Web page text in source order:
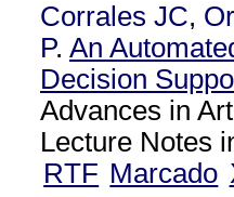
Corrales JC,
P. An
Decision
Advances in
Lecture Notes
RTF Marcado